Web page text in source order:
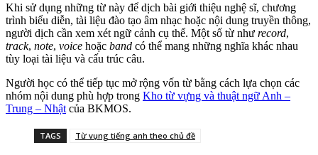
Khi sử dụng những từ này để dịch bài giới thiệu nghệ sĩ, chương
trình biểu diễn, tài liệu đào tạo âm nhạc hoặc nội dung truyền thông,
người dịch cần xem xét ngữ cảnh cụ thể. Một số từ như record,
track, note, voice hoặc band có thể mang những nghĩa khác nhau
tùy loại tài liệu và cấu trúc câu.
Người học có thể tiếp tục mở rộng vốn từ bằng cách lựa chọn các
nhóm nội dung phù hợp trong Kho từ vựng và thuật ngữ Anh –
Trung – Nhật của BKMOS.
TAGS Từ vụng tiếng anh theo chủ đề